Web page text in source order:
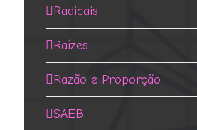
Radicais
Raízes
Razão e Proporção
SAEB